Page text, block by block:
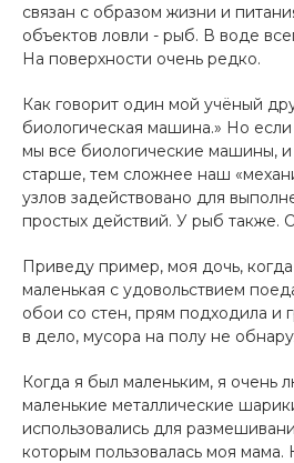
связан с образом жизни и
объектов ловли - рыб. В воде
На поверхности очень редко.
Как говорит один мой учёный
биологическая машина.» Но
мы все биологические машины,
старше, тем сложнее наш
узлов задействовано для
простых действий. У рыб также.
Приведу пример, моя дочь,
маленькая с удовольствием
обои со стен, прям подходила и
в дело, мусора на полу не
Когда я был маленьким, я очень
маленькие металлические
использовались для
которым пользовалась моя мама.